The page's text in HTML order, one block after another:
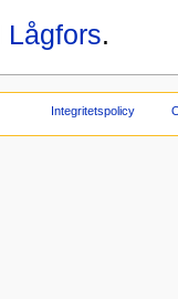
Lågfors.
Integritetspolicy